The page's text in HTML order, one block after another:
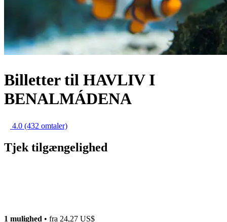
Billetter til HAVLIV I
BENALMÁDENA
4.0 (432 omtaler)
Tjek tilgængelighed
1 mulighed • fra 24,27 US$